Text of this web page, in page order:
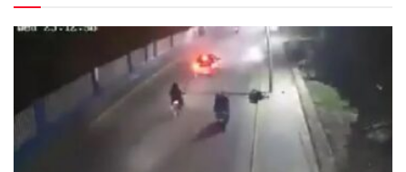
En esta capacitación participaron: El personal de la
Tesorería Municipal, Oficialía Mayor, Contraloría Municipal,